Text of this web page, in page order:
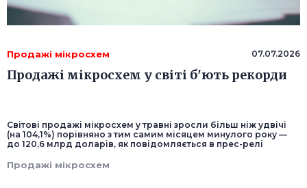
Продажі мікросхем 07.07.2026
Продажі мікросхем у світі б'ють рекорди
Світові продажі мікросхем у травні зросли більш ніж удвічі
(на 104,1%) порівняно з тим самим місяцем минулого року —
до 120,6 млрд доларів, як повідомляється в прес-релі
Продажі мікросхем